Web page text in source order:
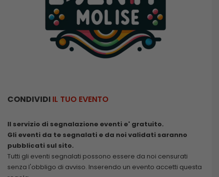
CONDIVIDI IL TUO EVENTO
Il servizio di segnalazione eventi e' gratuito.
Gli eventi da te segnalati e da noi validati saranno
pubblicati sul sito.
Tutti gli eventi segnalati possono essere da noi censurati
senza l'obbligo di avviso. Inserendo un evento accetti questa